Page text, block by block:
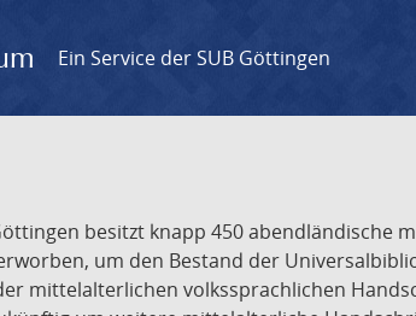
Ein Service der SUB Göttingen
besitzt knapp 450
um den Bestand der
mittelalterlichen volkssprachlichen